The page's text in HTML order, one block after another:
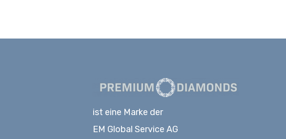
ist eine Marke der
EM Global Service AG